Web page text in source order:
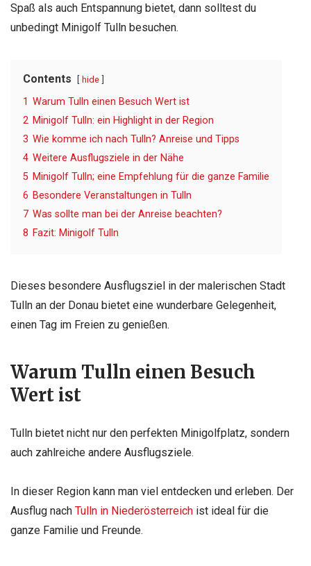
Spaß als auch Entspannung bietet, dann solltest du
unbedingt Minigolf Tulln besuchen.
Contents hide
1 Warum Tulln einen Besuch Wert ist
2 Minigolf Tulln: ein Highlight in der Region
3 Wie komme ich nach Tulln? Anreise und Tipps
4 Weitere Ausflugsziele in der Nähe
5 Minigolf Tulln; eine Empfehlung für die ganze Familie
6 Besondere Veranstaltungen in Tulln
7 Was sollte man bei der Anreise beachten?
8 Fazit: Minigolf Tulln
Dieses besondere Ausflugsziel in der malerischen Stadt
Tulln an der Donau bietet eine wunderbare Gelegenheit,
einen Tag im Freien zu genießen.
Warum Tulln einen Besuch
Wert ist
Tulln bietet nicht nur den perfekten Minigolfplatz, sondern
auch zahlreiche andere Ausflugsziele.
In dieser Region kann man viel entdecken und erleben. Der
Ausflug nach Tulln in Niederösterreich ist ideal für die
ganze Familie und Freunde.